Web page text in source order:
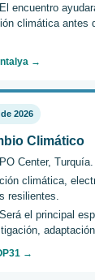
El encuentro
climática antes
→
2026
Climático
Center, Turquía.
climática,
resilientes.
Será el principal
→